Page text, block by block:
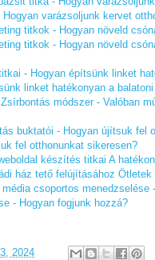
varázsoljunk kervet
titkok - Hogyan növeld
titkok - Hogyan növeld
- Hogyan építsünk linket
linket hatékonyan a
módszer - Valóban
buktatói - Hogyan újítsuk fel
fel otthonunkat sikeresen?
készítés titkai A
ház tető felújításához Ötletek
csoportos menedzselése
- Hogyan fogjunk hozzá?
2024